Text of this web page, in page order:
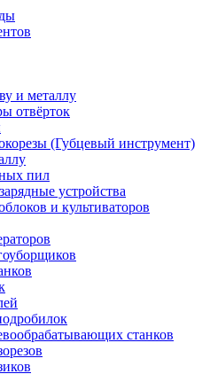
и металлу
отвёрток
(Губцевый инструмент)
пил
устройства
и культиваторов
станков